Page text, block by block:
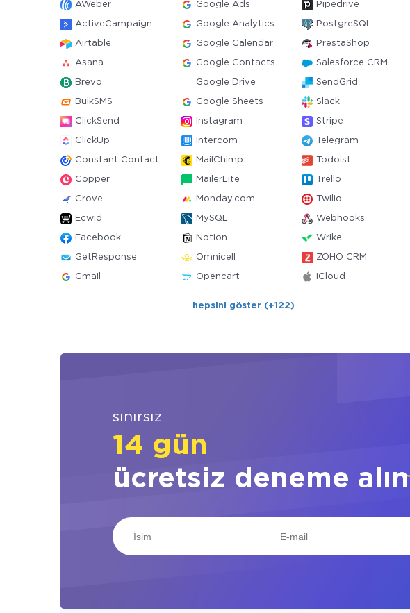
AWeber Google Ads Pipedrive
ActiveCampaign Google Analytics PostgreSQL
Airtable Google Calendar PrestaShop
Asana Google Contacts Salesforce CRM
Brevo Google Drive SendGrid
BulkSMS Google Sheets Slack
ClickSend Instagram Stripe
ClickUp Intercom Telegram
Constant Contact MailChimp Todoist
Copper MailerLite Trello
Crove Monday.com Twilio
Ecwid MySQL Webhooks
Facebook Notion Wrike
GetResponse Omnicell ZOHO CRM
Gmail Opencart iCloud
hepsini göster (+122)
sınırsız
14 gün
ücretsiz deneme alın